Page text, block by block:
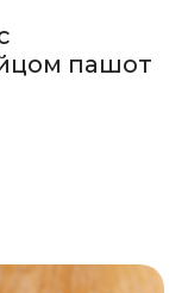
пашот